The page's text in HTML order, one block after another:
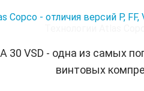
Copco - отличия версий P,
30 VSD - одна из самых
винтовых